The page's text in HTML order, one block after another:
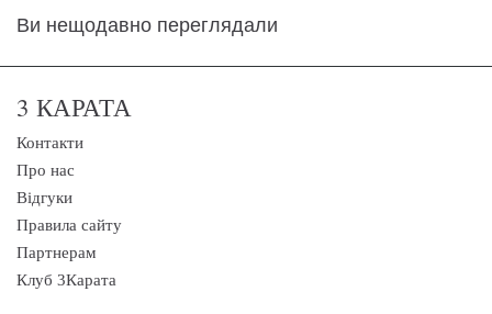
Ви нещодавно переглядали
3 КАРАТА
Контакти
Про нас
Відгуки
Правила сайту
Партнерам
Клуб 3Карата